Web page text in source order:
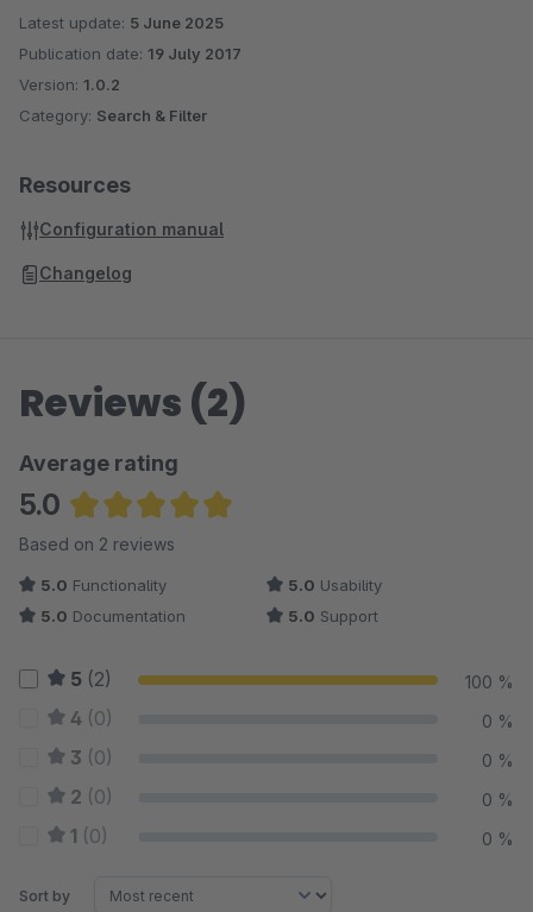
Latest update: 5 June 2025
Publication date: 19 July 2017
Version: 1.0.2
Category: Search & Filter
Resources
Configuration manual
Changelog
Reviews (2)
Average rating
5.0
Average rating of 5 out of 5 stars
Based on 2 reviews
5.0 Functionality 5.0 Usability
5.0 Documentation 5.0 Support
5 (2) 100 %
4 (0) 0 %
3 (0) 0 %
2 (0) 0 %
1 (0) 0 %
Sort by